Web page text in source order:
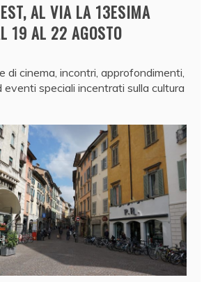
AL VIA LA 13ESIMA
19 AL 22 AGOSTO
di cinema, incontri, approfondimenti,
speciali incentrati sulla cultura